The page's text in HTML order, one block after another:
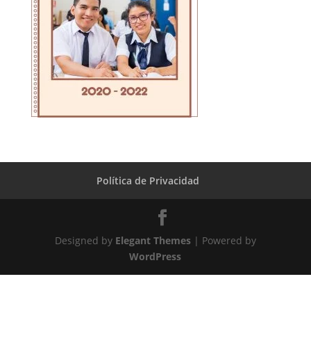
Política de Privacidad
Designed by Elegant Themes| Powered by
WordPress